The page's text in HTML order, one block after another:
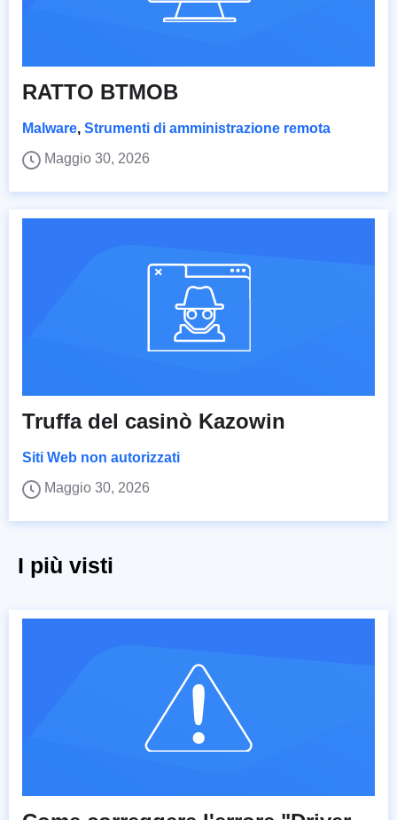
RATTO BTMOB
Malware, Strumenti di amministrazione remota
Maggio 30, 2026
Truffa del casinò Kazowin
Siti Web non autorizzati
Maggio 30, 2026
I più visti